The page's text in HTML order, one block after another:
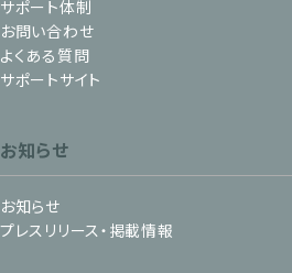
サポート体制
お問い合わせ
よくある質問
サポートサイト
お知らせ
お知らせ
プレスリリース・掲載情報